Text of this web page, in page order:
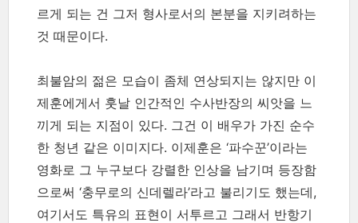
르게 되는 건 그저 형사로서의 본분을 지키려하는
것 때문이다.
최불암의 젊은 모습이 좀체 연상되지는 않지만 이
제훈에게서 훗날 인간적인 수사반장의 씨앗을 느
끼게 되는 지점이 있다. 그건 이 배우가 가진 순수
한 청년 같은 이미지다. 이제훈은 ‘파수꾼’이라는
영화로 그 누구보다 강렬한 인상을 남기며 등장함
으로써 ‘충무로의 신데렐라’라고 불리기도 했는데,
여기서도 특유의 표현이 서투르고 그래서 반항기